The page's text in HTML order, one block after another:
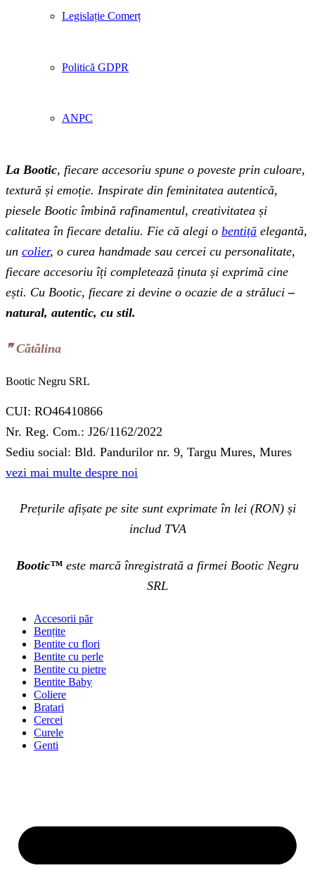
Legislație Comerț
Politică GDPR
ANPC
La Bootic, fiecare accesoriu spune o poveste prin culoare,
textură și emoție. Inspirate din feminitatea autentică,
piesele Bootic îmbină rafinamentul, creativitatea și
calitatea în fiecare detaliu. Fie că alegi o bentiță elegantă,
un colier, o curea handmade sau cercei cu personalitate,
fiecare accesoriu îți completează ținuta și exprimă cine
ești. Cu Bootic, fiecare zi devine o ocazie de a străluci –
natural, autentic, cu stil.
❞‬ Cătălina
Bootic Negru SRL
CUI: RO46410866
Nr. Reg. Com.: J26/1162/2022
Sediu social: Bld. Pandurilor nr. 9, Targu Mures, Mures
vezi mai multe despre noi
Prețurile afișate pe site sunt exprimate în lei (RON) și
includ TVA
Bootic™ este marcă înregistrată a firmei Bootic Negru
SRL
Accesorii păr
Bențite
Bentite cu flori
Bentite cu perle
Bentite cu pietre
Bentite Baby
Coliere
Bratari
Cercei
Curele
Genti